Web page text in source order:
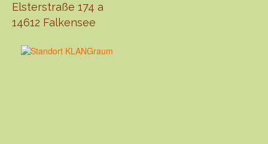
Elsterstraße 174 a
14612 Falkensee